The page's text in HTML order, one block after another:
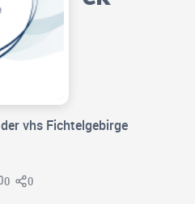
vhs Fichtelgebirge
0 0